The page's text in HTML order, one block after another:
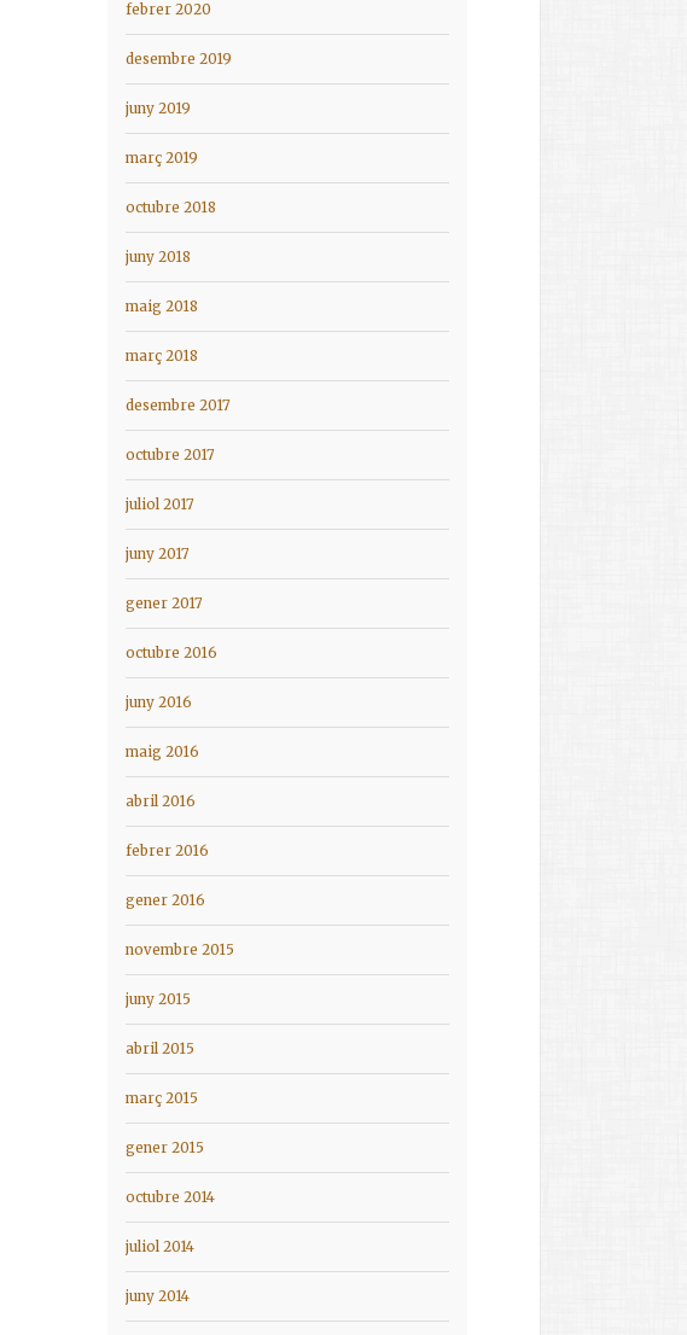
febrer 2020
desembre 2019
juny 2019
març 2019
octubre 2018
juny 2018
maig 2018
març 2018
desembre 2017
octubre 2017
juliol 2017
juny 2017
gener 2017
octubre 2016
juny 2016
maig 2016
abril 2016
febrer 2016
gener 2016
novembre 2015
juny 2015
abril 2015
març 2015
gener 2015
octubre 2014
juliol 2014
juny 2014